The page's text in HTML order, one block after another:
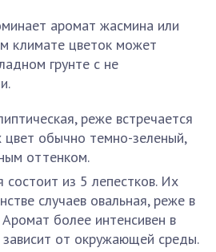
аромат жасмина или
климате цветок может
грунте с не
реже встречается
цвет обычно темно-зеленый,
оттенком.
состоит из 5 лепестков. Их
случаев овальная, реже в
более интенсивен в
зависит от окружающей среды.